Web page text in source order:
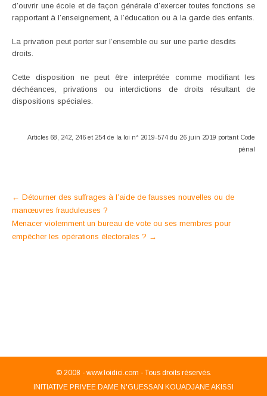
d’ouvrir une école et de façon générale d’exercer toutes fonctions se
rapportant à l’enseignement, à l’éducation ou à la garde des enfants.
La privation peut porter sur l’ensemble ou sur une partie desdits
droits.
Cette disposition ne peut être interprétée comme modifiant les
déchéances, privations ou interdictions de droits résultant de
dispositions spéciales.
Articles 68, 242, 246 et 254 de la loi n° 2019-574 du 26 juin 2019 portant Code
pénal
Post
navigation
← Détourner des suffrages à l’aide de fausses nouvelles ou de
manœuvres frauduleuses ?
Menacer violemment un bureau de vote ou ses membres pour
empêcher les opérations électorales ? →
© 2008 - www.loidici.com - Tous droits réservés.
INITIATIVE PRIVEE DAME N'GUESSAN KOUADJANE AKISSI